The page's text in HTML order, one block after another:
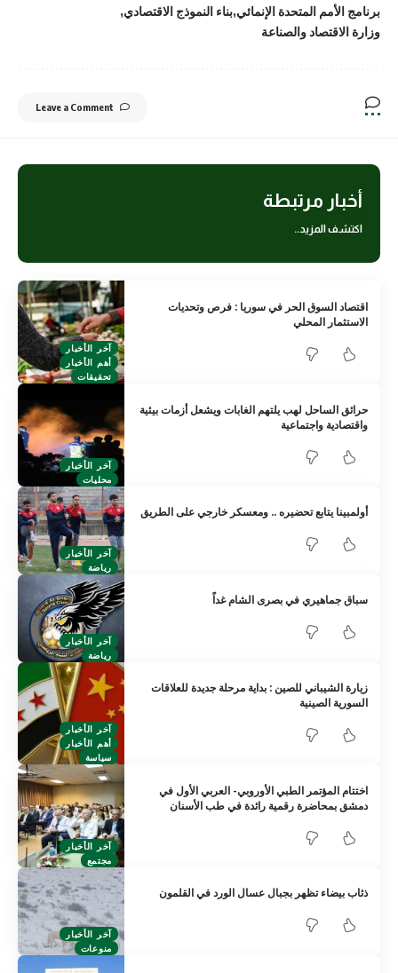
برنامج الأمم المتحدة الإنمائي بناء النموذج الاقتصادي
وزارة الاقتصاد والصناعة
Leave a Comment
أخبار مرتبطة
اكتشف المزيد..
آخر الأخبار
أهم الأخبار
تحقيقات
اقتصاد السوق الحر في سوريا : فرص وتحديات
الاستثمار المحلي
آخر الأخبار
محليات
حرائق الساحل لهب يلتهم الغابات ويشعل أزمات بيئية
واقتصادية واجتماعية
آخر الأخبار
رياضة
أولمبينا يتابع تحضيره .. ومعسكر خارجي على الطريق
آخر الأخبار
رياضة
سباق جماهيري في بصرى الشام غداً
آخر الأخبار
أهم الأخبار
سياسة
زيارة الشيباني للصين : بداية مرحلة جديدة للعلاقات
السورية الصينية
آخر الأخبار
مجتمع
اختتام المؤتمر الطبي الأوروبي- العربي الأول في
دمشق بمحاضرة رقمية رائدة في طب الأسنان
آخر الأخبار
منوعات
ذئاب بيضاء تظهر بجبال عسال الورد في القلمون